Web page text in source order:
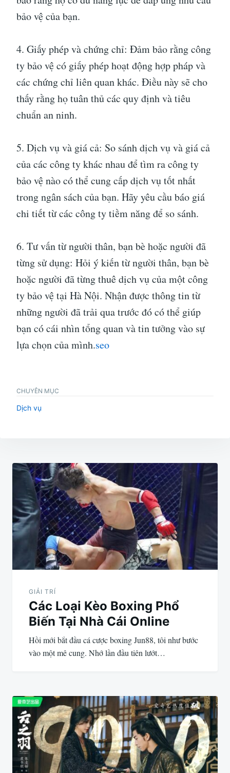
bảo vệ của bạn.
4. Giấy phép và chứng chỉ: Đảm bảo rằng công
ty bảo vệ có giấy phép hoạt động hợp pháp và
các chứng chỉ liên quan khác. Điều này sẽ cho
thấy rằng họ tuân thủ các quy định và tiêu
chuẩn an ninh.
5. Dịch vụ và giá cả: So sánh dịch vụ và giá cả
của các công ty khác nhau để tìm ra công ty
bảo vệ nào có thể cung cấp dịch vụ tốt nhất
trong ngân sách của bạn. Hãy yêu cầu báo giá
chi tiết từ các công ty tiềm năng để so sánh.
6. Tư vấn từ người thân, bạn bè hoặc người đã
từng sử dụng: Hỏi ý kiến ​​từ người thân, bạn bè
hoặc người đã từng thuê dịch vụ của một công
ty bảo vệ tại Hà Nội. Nhận được thông tin từ
những người đã trải qua trước đó có thể giúp
bạn có cái nhìn tổng quan và tin tưởng vào sự
lựa chọn của mình.seo
CHUYÊN MỤC
Dịch vụ
Điều
hướng
bài
viết
GIẢI TRÍ
Các Loại Kèo Boxing Phổ
Biến Tại Nhà Cái Online
Hồi mới bắt đầu cá cược boxing Jun88, tôi như bước
vào một mê cung. Nhớ lần đầu tiên lướt…